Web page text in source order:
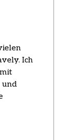
Ich
und